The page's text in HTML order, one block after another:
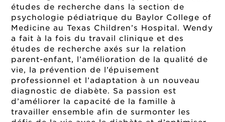
études de recherche dans la section de
psychologie pédiatrique du Baylor College of
Medicine au Texas Children’s Hospital. Wendy
a fait à la fois du travail clinique et des
études de recherche axés sur la relation
parent-enfant, l’amélioration de la qualité de
vie, la prévention de l’épuisement
professionnel et l’adaptation à un nouveau
diagnostic de diabète. Sa passion est
d’améliorer la capacité de la famille à
travailler ensemble afin de surmonter les